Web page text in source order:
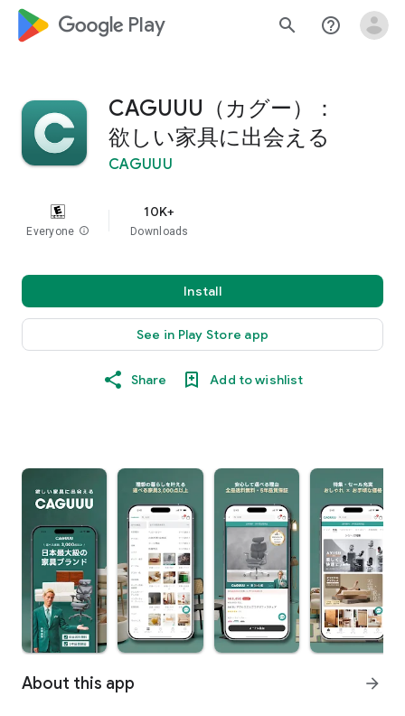
google_logo Play search help_outline
CAGUUU（カグー）：
欲しい家具に出会える
CAGUUU
Everyone info
10K+
Downloads
Install
See in Play Store app
Share Add to wishlist
About this app arrow_forward